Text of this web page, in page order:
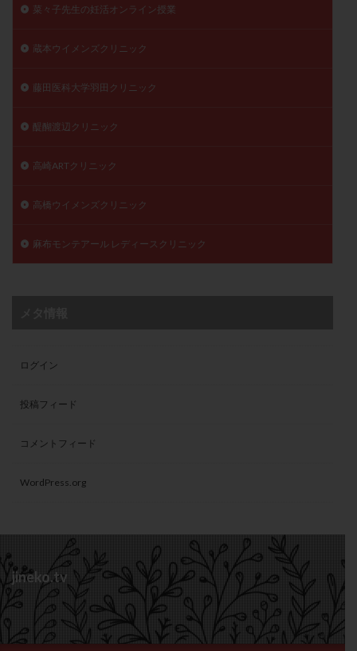
菜々子先生の妊活オンライン授業
蔵本ウイメンズクリニック
藤田医科大学羽田クリニック
醍醐渡辺クリニック
高崎ARTクリニック
高橋ウイメンズクリニック
麻布モンテアール レディースクリニック
ログイン
投稿フィード
コメントフィード
WordPress.org
jineko.tv